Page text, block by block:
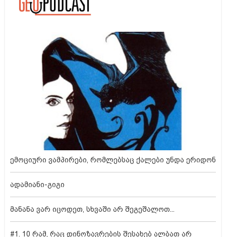
ემოციური ვამპირები, რომლებსაც ქალები უნდა ერიდონ
ადამიანი-გიგი
მანანა ვარ იცოდეთ, სხვაში არ შეგეშალოთ...
#1. 10 რამ, რაც დინოზავრების შესახებ ალბათ არ